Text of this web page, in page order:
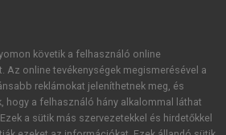
követik a felhasználó online
Az online tevékenységek megismerésével a
reklámokat jeleníthetnek meg, és
hogy a felhasználó hány alkalommal láthat
a sütik más szervezetekkel és hirdetőkkel